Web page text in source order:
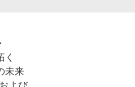
く
未来